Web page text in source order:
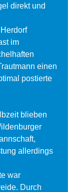
direkt und
im
einen
postierte
blieben
allerdings
war
Durch